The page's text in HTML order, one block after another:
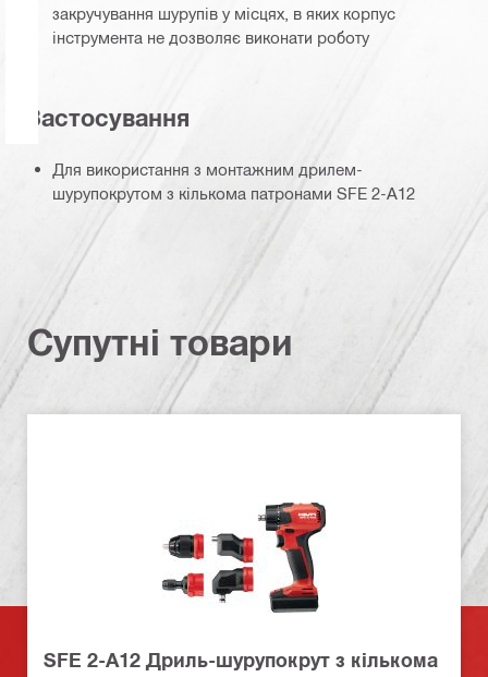
закручування шурупів у місцях, в яких корпус
інструмента не дозволяє виконати роботу
Застосування
Для використання з монтажним дрилем-
шурупокрутом з кількома патронами SFE 2-A12
Супутні товари
SFE 2-A12 Дриль-шурупокрут з кількома